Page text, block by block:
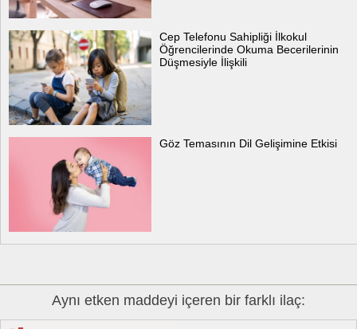
Cep Telefonu Sahipliği İlkokul
Öğrencilerinde Okuma Becerilerinin
Düşmesiyle İlişkili
Göz Temasının Dil Gelişimine Etkisi
Aynı etken maddeyi içeren bir farklı ilaç: